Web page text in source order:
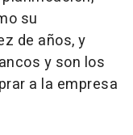
su
de años, y
y son los
a la empresa